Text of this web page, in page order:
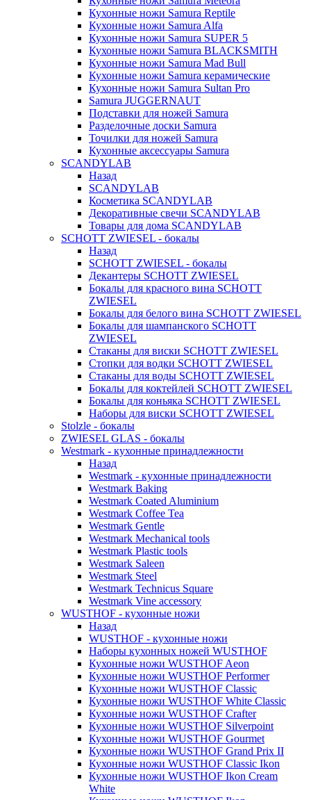
Кухонные ножи Samura Reptile
Кухонные ножи Samura Alfa
Кухонные ножи Samura SUPER 5
Кухонные ножи Samura BLACKSMITH
Кухонные ножи Samura Mad Bull
Кухонные ножи Samura керамические
Кухонные ножи Samura Sultan Pro
Samura JUGGERNAUT
Подставки для ножей Samura
Разделочные доски Samura
Точилки для ножей Samura
Кухонные аксессуары Samura
SCANDYLAB
Назад
SCANDYLAB
Косметика SCANDYLAB
Декоративные свечи SCANDYLAB
Товары для дома SCANDYLAB
SCHOTT ZWIESEL - бокалы
Назад
SCHOTT ZWIESEL - бокалы
Декантеры SCHOTT ZWIESEL
Бокалы для красного вина SCHOTT
ZWIESEL
Бокалы для белого вина SCHOTT ZWIESEL
Бокалы для шампанского SCHOTT
ZWIESEL
Стаканы для виски SCHOTT ZWIESEL
Стопки для водки SCHOTT ZWIESEL
Стаканы для воды SCHOTT ZWIESEL
Бокалы для коктейлей SCHOTT ZWIESEL
Бокалы для коньяка SCHOTT ZWIESEL
Наборы для виски SCHOTT ZWIESEL
Stolzle - бокалы
ZWIESEL GLAS - бокалы
Westmark - кухонные принадлежности
Назад
Westmark - кухонные принадлежности
Westmark Baking
Westmark Coated Aluminium
Westmark Coffee Tea
Westmark Gentle
Westmark Mechanical tools
Westmark Plastic tools
Westmark Saleen
Westmark Steel
Westmark Technicus Square
Westmark Vine accessory
WUSTHOF - кухонные ножи
Назад
WUSTHOF - кухонные ножи
Наборы кухонных ножей WUSTHOF
Кухонные ножи WUSTHOF Aeon
Кухонные ножи WUSTHOF Performer
Кухонные ножи WUSTHOF Classic
Кухонные ножи WUSTHOF White Classic
Кухонные ножи WUSTHOF Crafter
Кухонные ножи WUSTHOF Silverpoint
Кухонные ножи WUSTHOF Gourmet
Кухонные ножи WUSTHOF Grand Prix II
Кухонные ножи WUSTHOF Classic Ikon
Кухонные ножи WUSTHOF Ikon Cream
White